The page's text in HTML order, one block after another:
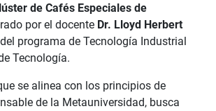
de Cafés Especiales de
por el docente Dr. Lloyd Herbert
programa de Tecnología Industrial
Tecnología.
se alinea con los principios de
de la Metauniversidad, busca